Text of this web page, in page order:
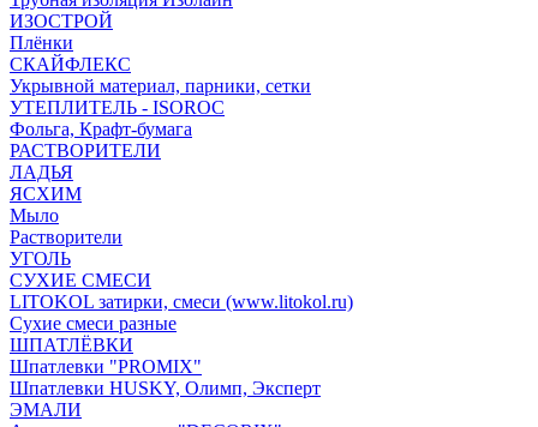
ИЗОСТРОЙ
Плёнки
СКАЙФЛЕКС
Укрывной материал, парники, сетки
УТЕПЛИТЕЛЬ - ISOROC
Фольга, Крафт-бумага
РАСТВОРИТЕЛИ
ЛАДЬЯ
ЯСХИМ
Мыло
Растворители
УГОЛЬ
СУХИЕ СМЕСИ
LITOKOL затирки, смеси (www.litokol.ru)
Сухие смеси разные
ШПАТЛЁВКИ
Шпатлевки "PROMIX"
Шпатлевки HUSKY, Олимп, Эксперт
ЭМАЛИ